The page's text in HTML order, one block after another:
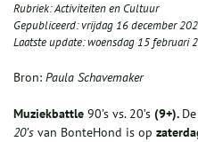
Rubriek:Activiteiten en Cultuur
Gepubliceerd:vrijdag 16 december
Laatste update:woensdag 15 februari
Bron: Paula Schavemaker
Muziekbattle 90’s vs. 20’s (9+).
20’s van BonteHond is op